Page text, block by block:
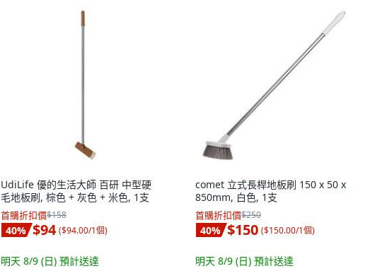
UdiLife 優的生活大師 百研 中型硬
毛地板刷, 棕色 + 灰色 + 米色, 1支
首購折扣價$158
40% $94 ($94.00/1個)
明天 8/9 (日) 預計送達
comet 立式長桿地板刷 150 x 50 x
850mm, 白色, 1支
首購折扣價$250
40% $150 ($150.00/1個)
明天 8/9 (日) 預計送達